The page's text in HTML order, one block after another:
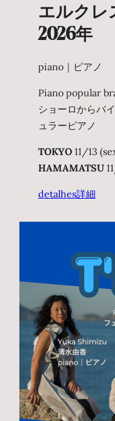
エルクレ
2026年
piano｜ピアノ
Piano popular
ショーロからバ
ュラーピアノ
TOKYO11/13
HAMAMATSU
detalhes詳細